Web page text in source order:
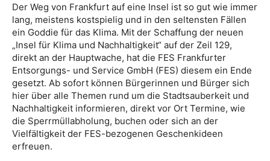
Der Weg von Frankfurt auf eine Insel ist so gut wie immer
lang, meistens kostspielig und in den seltensten Fällen
ein Goddie für das Klima. Mit der Schaffung der neuen
„Insel für Klima und Nachhaltigkeit“ auf der Zeil 129,
direkt an der Hauptwache, hat die FES Frankfurter
Entsorgungs- und Service GmbH (FES) diesem ein Ende
gesetzt. Ab sofort können Bürgerinnen und Bürger sich
hier über alle Themen rund um die Stadtsauberkeit und
Nachhaltigkeit informieren, direkt vor Ort Termine, wie
die Sperrmüllabholung, buchen oder sich an der
Vielfältigkeit der FES-bezogenen Geschenkideen
erfreuen.